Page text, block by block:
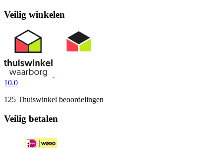
Veilig winkelen
10.0
125 Thuiswinkel beoordelingen
Veilig betalen